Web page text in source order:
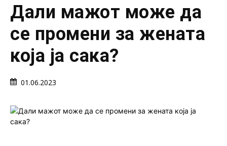
Дали мажот може да
се промени за жената
која ја сака?
01.06.2023